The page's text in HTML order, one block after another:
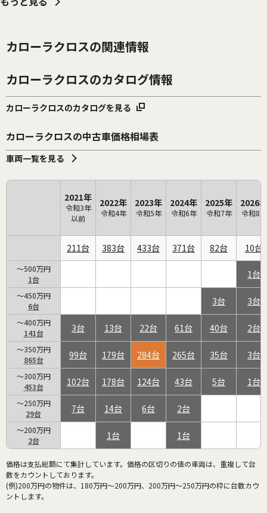
カローラクロスの関連情報
カローラクロスのカタログ情報
カローラクロスのカタログを見る
カローラクロスの中古車価格相場表
車両一覧を見る
2021年
令和3年
以前
2022年
令和4年
2023年
令和5年
2024年
令和6年
2025年
令和7年
2026年
令和8年
211 383 433 371 82 10
～500万円
1
1
～450万円
6
3 3
～400万円
141
3 13 22 61 40 2
～350万円
865
99 179 284 265 35 3
～300万円
453
102 178 124 43 5 1
～250万円
29
7 14 6 2
～200万円
2
1 1
価格は支払総額にて集計しています。価格の区切りの値の車両は、重複して台
数をカウントしております。
(例)200万円の物件は、180万円～200万円、200万円～250万円の枠に台数カウ
ントします。